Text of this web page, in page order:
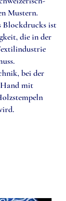
Mustern.
Blockdrucks ist
die in der
bei der
mit